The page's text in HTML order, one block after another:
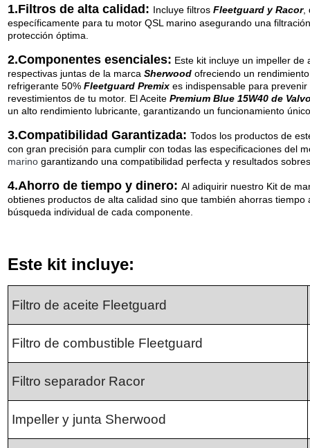
1.Filtros de alta calidad: Incluye filtros Fleetguard y Racor,
específicamente para tu motor QSL marino asegurando una
protección óptima.
2.Componentes esenciales: Este kit incluye un impeller
respectivas juntas de la marca Sherwood ofreciendo un
refrigerante 50% Fleetguard Premix es indispensable para
revestimientos de tu motor. El Aceite Premium Blue 15W40 de
un alto rendimiento lubricante, garantizando un funcionamiento
3.Compatibilidad Garantizada: Todos los productos de
con gran precisión para cumplir con todas las especificaciones del
marino garantizando una compatibilidad perfecta y resultados
4.Ahorro de tiempo y dinero: Al adiquirir nuestro Kit de
obtienes productos de alta calidad sino que también ahorras tiempo
búsqueda individual de cada componente.
Este kit incluye:
Filtro de aceite Fleetguard
Filtro de combustible Fleetguard
Filtro separador Racor
Impeller y junta Sherwood